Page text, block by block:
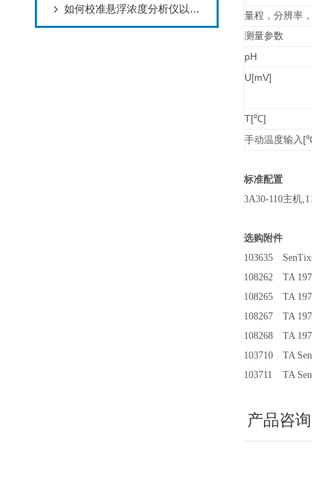
如何校准悬浮浓度分析仪以确保测量准确性？
量程，分辨率
测量参数
pH
U[mV]
T[℃]
手动温度输入 [
标准配置
3A30-110主机
选购附件
103635
108262
TA
108265
TA
108267
TA
108268
TA
103710
TA
103711
TA
产品咨询